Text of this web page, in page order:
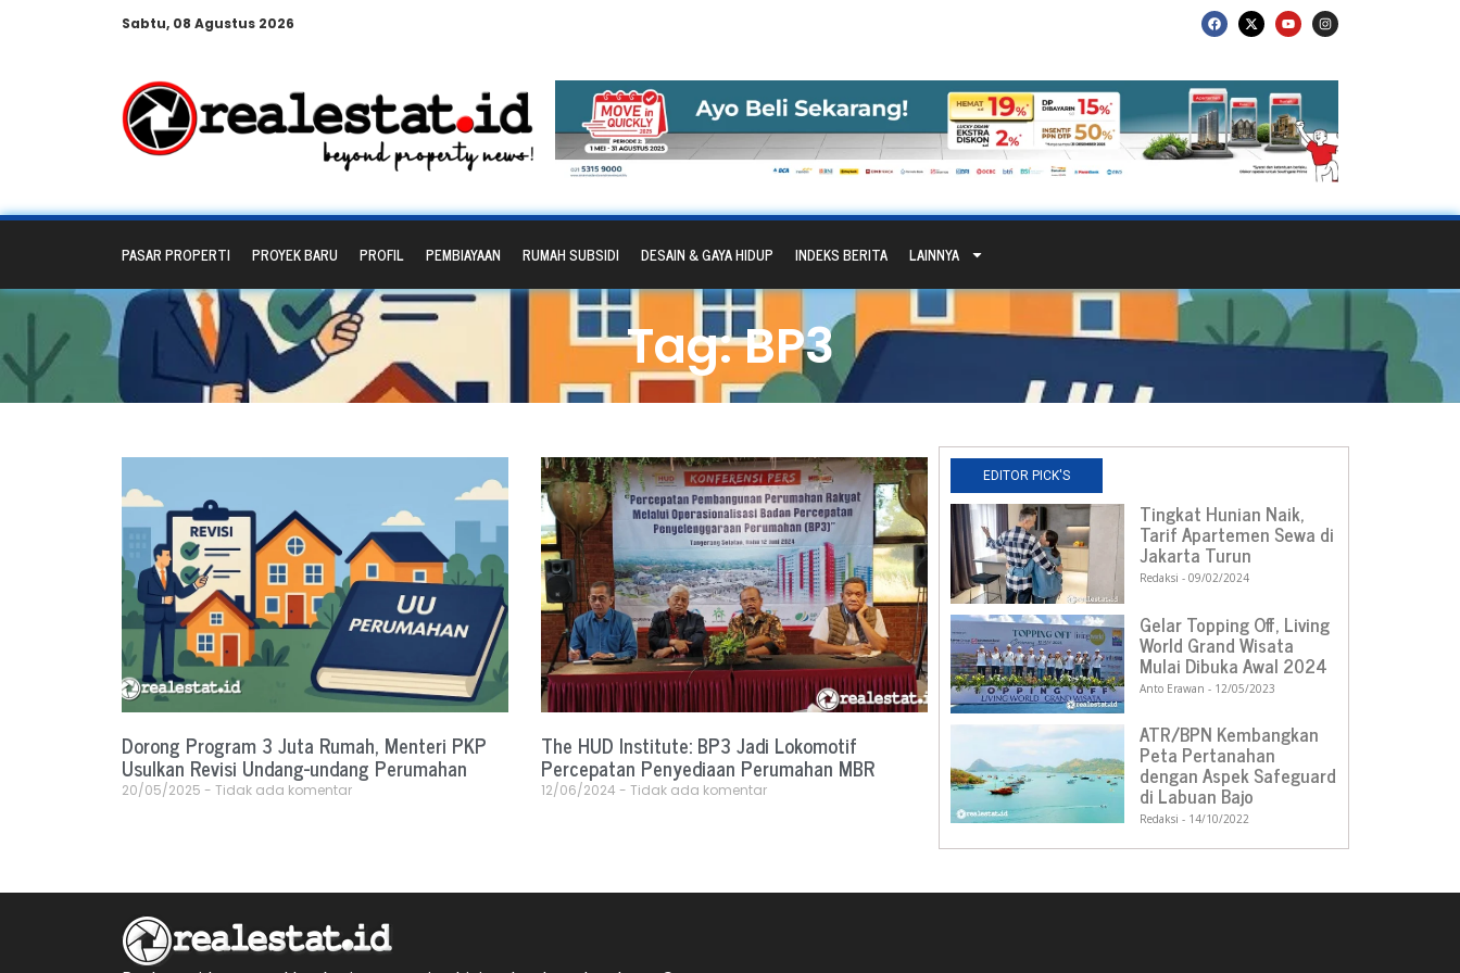
Sabtu, 08 Agustus 2026
PASAR PROPERTI PROYEK BARU PROFIL PEMBIAYAAN RUMAH SUBSIDI DESAIN & GAYA HIDUP INDEKS BERITA LAINNYA
Tag: BP3
Dorong Program 3 Juta Rumah, Menteri PKP
Usulkan Revisi Undang-undang Perumahan
20/05/2025 Tidak ada komentar
The HUD Institute: BP3 Jadi Lokomotif
Percepatan Penyediaan Perumahan MBR
12/06/2024 Tidak ada komentar
EDITOR PICK'S
Tingkat Hunian Naik,
Tarif Apartemen Sewa di
Jakarta Turun
Redaksi 09/02/2024
Gelar Topping Off, Living
World Grand Wisata
Mulai Dibuka Awal 2024
Anto Erawan 12/05/2023
ATR/BPN Kembangkan
Peta Pertanahan
dengan Aspek Safeguard
di Labuan Bajo
Redaksi 14/10/2022